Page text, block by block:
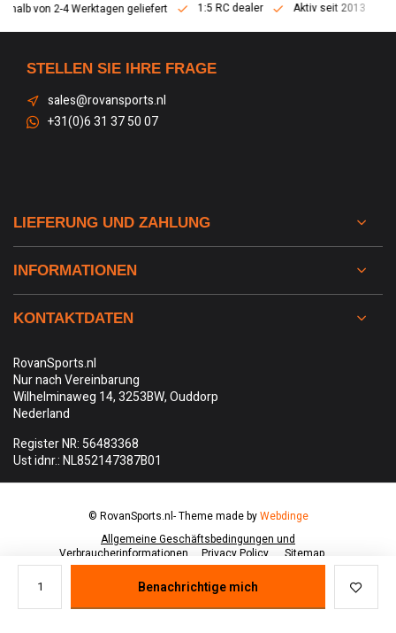
Benachrichtige mich
von 2-4 Werktagen geliefert 1:5 RC dealer Aktiv seit 2013
STELLEN SIE IHRE FRAGE
sales@rovansports.nl
+31(0)6 31 37 50 07
LIEFERUNG UND ZAHLUNG
INFORMATIONEN
KONTAKTDATEN
RovanSports.nl
Nur nach Vereinbarung
Wilhelminaweg 14, 3253BW, Ouddorp
Nederland
Register NR: 56483368
Ust idnr.: NL852147387B01
Allgemeine Geschäftsbedingungen und
Verbraucherinformationen
Privacy Policy Sitemap
© RovanSports.nl- Theme made byWebdinge